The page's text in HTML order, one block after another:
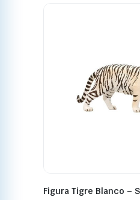
Figura Tigre Blanco –